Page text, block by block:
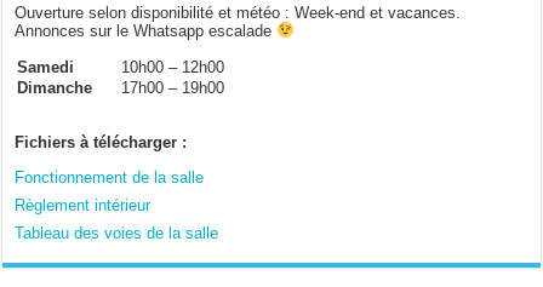
Ouverture selon disponibilité et météo : Week-end et vacances.
Annonces sur le Whatsapp escalade
Samedi
10h00 – 12h00
Dimanche
17h00 – 19h00
Fichiers à télécharger :
Fonctionnement de la salle
Règlement intérieur
Tableau des voies de la salle